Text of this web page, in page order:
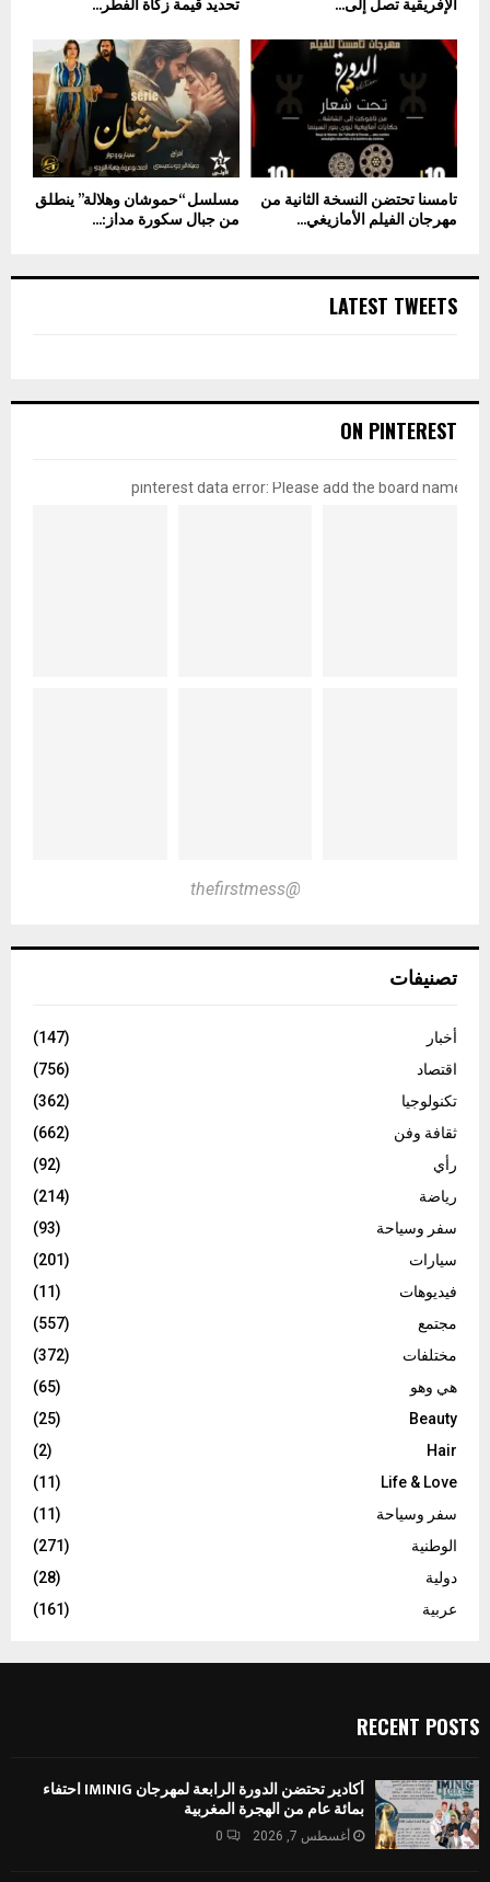
مسلسل “حموشان وهلالة” ينطلق
من جبال سكورة مداز:...
تامسنا تحتضن النسخة الثانية من
مهرجان الفيلم الأمازيغي...
LATEST TWEETS
ON PINTEREST
pinterest data error: Please add the board name
@thefirstmess
تصنيفات
أخبار
(147)
اقتصاد
(756)
تكنولوجيا
(362)
ثقافة وفن
(662)
رأي
(92)
رياضة
(214)
سفر وسياحة
(93)
سيارات
(201)
فيديوهات
(11)
مجتمع
(557)
مختلفات
(372)
هي وهو
(65)
Beauty
(25)
Hair
(2)
Life & Love
(11)
سفر وسياحة
(11)
الوطنية
(271)
دولية
(28)
عربية
(161)
RECENT POSTS
أكادير تحتضن الدورة الرابعة لمهرجان IMINIG احتفاء
بمائة عام من الهجرة المغربية
أغسطس 7, 2026 0